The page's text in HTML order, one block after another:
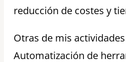
reducción de costes y
Otras de mis
Automatización de